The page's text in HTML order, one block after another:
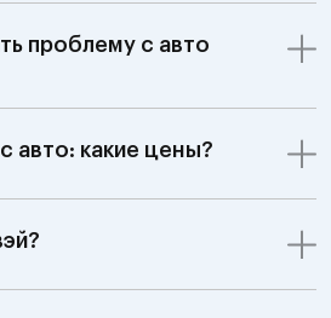
проблему с авто
авто: какие цены?